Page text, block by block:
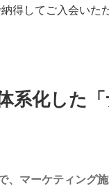
得してご入会いた
系化した
マーケティング